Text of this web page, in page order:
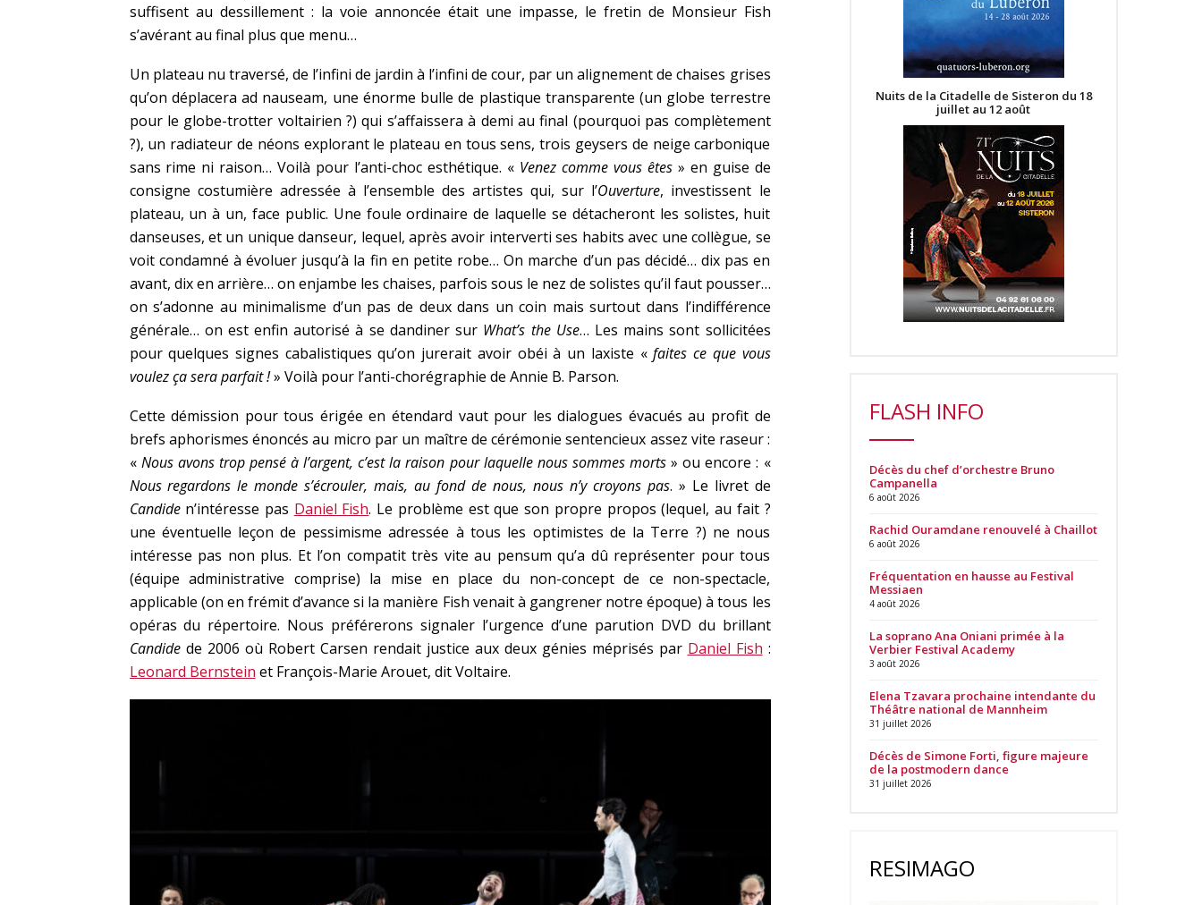
suffisent au dessillement : la voie annoncée était une impasse, le fretin de Monsieur Fish
s’avérant au final plus que menu…
Un plateau nu traversé, de l’infini de jardin à l’infini de cour, par un alignement de chaises grises
qu’on déplacera ad nauseam, une énorme bulle de plastique transparente (un globe terrestre
pour le globe-trotter voltairien ?) qui s’affaissera à demi au final (pourquoi pas complètement
?), un radiateur de néons explorant le plateau en tous sens, trois geysers de neige carbonique
sans rime ni raison… Voilà pour l’anti-choc esthétique. « Venez comme vous êtes» en guise de
consigne costumière adressée à l’ensemble des artistes qui, sur l’Ouverture, investissent le
plateau, un à un, face public. Une foule ordinaire de laquelle se détacheront les solistes, huit
danseuses, et un unique danseur, lequel, après avoir interverti ses habits avec une collègue, se
voit condamné à évoluer jusqu’à la fin en petite robe… On marche d’un pas décidé… dix pas en
avant, dix en arrière… on enjambe les chaises, parfois sous le nez de solistes qu’il faut pousser…
on s’adonne au minimalisme d’un pas de deux dans un coin mais surtout dans l’indifférence
générale… on est enfin autorisé à se dandiner sur What’s the Use… Les mains sont sollicitées
pour quelques signes cabalistiques qu’on jurerait avoir obéi à un laxiste «faites ce que vous
voulez ça sera parfait !» Voilà pour l’anti-chorégraphie de Annie B. Parson.
Cette démission pour tous érigée en étendard vaut pour les dialogues évacués au profit de
brefs aphorismes énoncés au micro par un maître de cérémonie sentencieux assez vite raseur :
« Nous avons trop pensé à l’argent, c’est la raison pour laquelle nous sommes morts» ou encore : «
Nous regardons le monde s’écrouler, mais, au fond de nous, nous n’y croyons pas. » Le livret de
Candiden’intéresse pas Daniel Fish. Le problème est que son propre propos (lequel, au fait ?
une éventuelle leçon de pessimisme adressée à tous les optimistes de la Terre ?) ne nous
intéresse pas non plus. Et l’on compatit très vite au pensum qu’a dû représenter pour tous
(équipe administrative comprise) la mise en place du non-concept de ce non-spectacle,
applicable (on en frémit d’avance si la manière Fish venait à gangrener notre époque) à tous les
opéras du répertoire. Nous préférerons signaler l’urgence d’une parution DVD du brillant
Candidede 2006 où Robert Carsen rendait justice aux deux génies méprisés par Daniel Fish :
Leonard Bernstein et François-Marie Arouet, dit Voltaire.
Nuits de la Citadelle de Sisteron du 18
juillet au 12 août
FLASH INFO
Décès du chef d’orchestre Bruno
Campanella
6 août 2026
Rachid Ouramdane renouvelé à Chaillot
6 août 2026
Fréquentation en hausse au Festival
Messiaen
4 août 2026
La soprano Ana Oniani primée à la
Verbier Festival Academy
3 août 2026
Elena Tzavara prochaine intendante du
Théâtre national de Mannheim
31 juillet 2026
Décès de Simone Forti, figure majeure
de la postmodern dance
31 juillet 2026
RESIMAGO